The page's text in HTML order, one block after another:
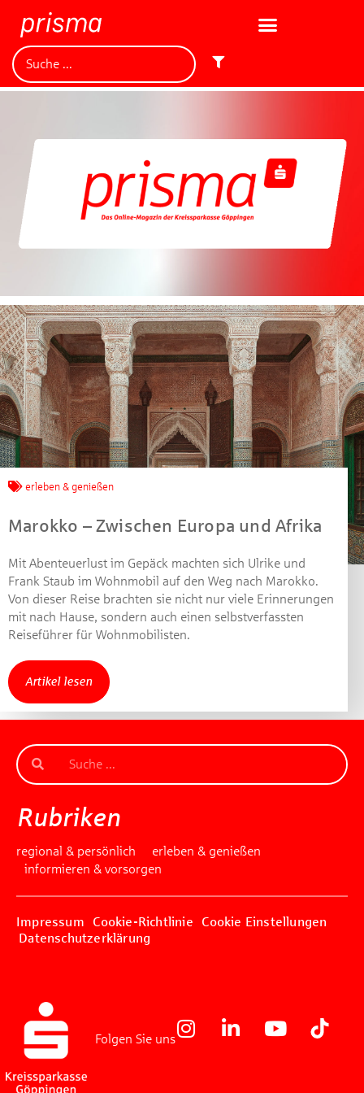
erleben & genießen
Marokko – Zwischen Europa und Afrika
Mit Abenteuerlust im Gepäck machten sich Ulrike und
Frank Staub im Wohnmobil auf den Weg nach Marokko.
Von dieser Reise brachten sie nicht nur viele Erinnerungen
mit nach Hause, sondern auch einen selbstverfassten
Reiseführer für Wohnmobilisten.
Artikel lesen
Rubriken
regional & persönlich
erleben & genießen
informieren & vorsorgen
Impressum Cookie-Richtlinie
Cookie Einstellungen
Datenschutzerklärung
Folgen Sie uns
Jetzt mitmachen und
gewinnen!
Dezember 2021 verlosen wir 10 Gutscheine des
Treffpunkt Gold der Kreissparkasse Göppingen im Wert
von je 30 Euro.
Beantworten Sie einfach folgende Frage:
Welches Jubiläum feiert die Kreissparkasse
Göppingen in diesem Jahr?
Gewinnspiel geschlossen